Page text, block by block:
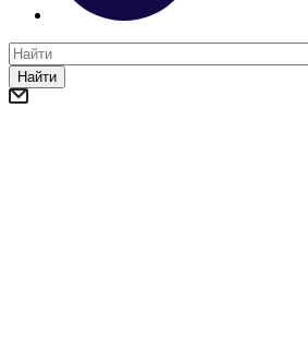
Найти